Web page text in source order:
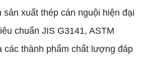
sản xuất thép cán nguội hiện đại
chuẩn JIS G3141, ASTM
các thành phẩm chất lượng đáp